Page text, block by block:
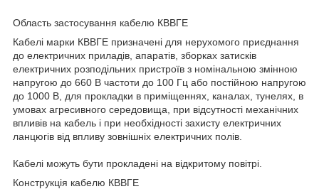
Область застосування кабелю КВВГЕ
Кабелі марки КВВГЕ призначені для нерухомого приєднання
до електричних приладів, апаратів, зборках затисків
електричних розподільних пристроїв з номінальною змінною
напругою до 660 В частоти до 100 Гц або постійною напругою
до 1000 В, для прокладки в приміщеннях, каналах, тунелях, в
умовах агресивного середовища, при відсутності механічних
впливів на кабель і при необхідності захисту електричних
ланцюгів від впливу зовнішніх електричних полів.
Кабелі можуть бути прокладені на відкритому повітрі.
Конструкція кабелю КВВГЕ